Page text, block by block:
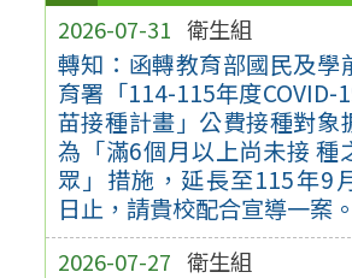
2026-07-31 衛生組
轉知：函轉教育部國民及學
育署「114-115年度COVID-
苗接種計畫」公費接種對象
為「滿6個月以上尚未接 種
眾」措施，延長至115年9
日止，請貴校配合宣導一案。
2026-07-27 衛生組